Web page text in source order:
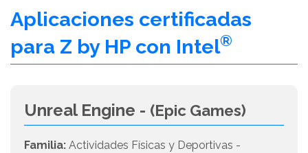
Aplicaciones certificadas
para Z by HP con Intel®
Unreal Engine - (Epic Games)
Familia: Actividades Físicas y Deportivas -